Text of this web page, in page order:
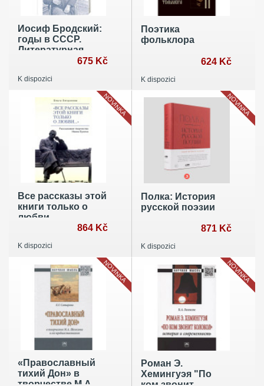
Иосиф Бродский:
годы в СССР.
Литературная
биография. 2-е675 Kč
K dispozici
Поэтика
фольклора
624 Kč
K dispozici
Все рассказы этой
книги только о
любви…
Рассказовое
Бунина
864 Kč
K dispozici
NOVINKA
Полка: История
русской поэзии
871 Kč
K dispozici
NOVINKA
«Православный
тихий Дон» в
NOVINKA
Роман Э.
Хемингуэя "По
NOVINKA